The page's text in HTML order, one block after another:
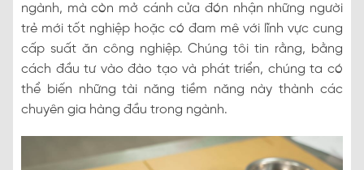
ngành, mà còn mở cánh cửa đón nhận những người
trẻ mới tốt nghiệp hoặc có đam mê với lĩnh vực cung
cấp suất ăn công nghiệp. Chúng tôi tin rằng, bằng
cách đầu tư vào đào tạo và phát triển, chúng ta có
thể biến những tài năng tiềm năng này thành các
chuyên gia hàng đầu trong ngành.